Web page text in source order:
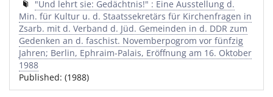
"Und lehrt sie: Gedächtnis!" : Eine Ausstellung d.
Min. für Kultur u. d. Staatssekretärs für Kirchenfragen in
Zsarb. mit d. Verband d. Jüd. Gemeinden in d. DDR zum
Gedenken an d. faschist. Novemberpogrom vor fünfzig
Jahren; Berlin, Ephraim-Palais, Eröffnung am 16. Oktober
1988
Published: (1988)